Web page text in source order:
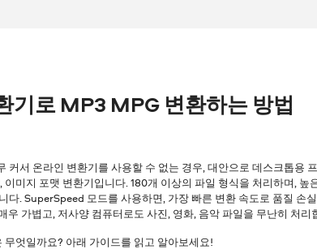
기로 MP3 MPG 변환하는 방법
커서 온라인 변환기를 사용할 수 없는 경우, 대안으로 데스크톱용
미지 포맷 변환기입니다. 180개 이상의 파일 형식을 처리하며, 높
다. SuperSpeed 모드를 사용하면, 가장 빠른 변환 속도로 품질 손
가볍고, 저사양 컴퓨터로도 사진, 영화, 음악 파일을 무난히 처리
엇일까요? 아래 가이드를 읽고 알아보세요!